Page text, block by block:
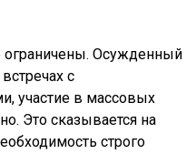
Осужденный
с
участие в массовых
Это сказывается на
строго